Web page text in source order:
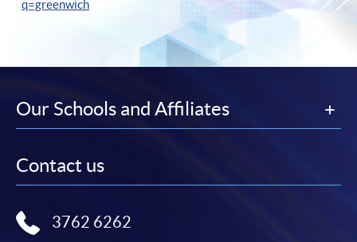
q=greenwich
Our Schools and Affiliates
Contact us
3762 6262